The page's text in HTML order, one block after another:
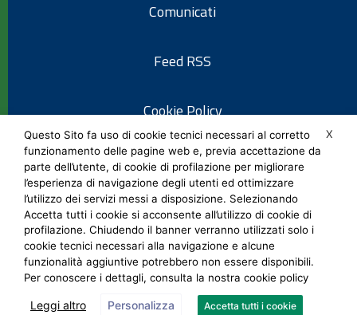
Comunicati
Feed RSS
Cookie Policy
Informativa privacy
Note legali
Social Media Policy
X
Questo Sito fa uso di cookie tecnici necessari al corretto
funzionamento delle pagine web e, previa accettazione da
parte dell’utente, di cookie di profilazione per migliorare
l’esperienza di navigazione degli utenti ed ottimizzare
l’utilizzo dei servizi messi a disposizione. Selezionando
Accetta tutti i cookie si acconsente all’utilizzo di cookie di
profilazione. Chiudendo il banner verranno utilizzati solo i
cookie tecnici necessari alla navigazione e alcune
funzionalità aggiuntive potrebbero non essere disponibili.
Per conoscere i dettagli, consulta la nostra cookie policy
Leggi altro Personalizza Accetta tutti i cookie